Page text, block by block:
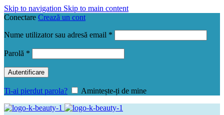
Skip to navigation Skip to main content
Conectare Crează un cont
Nume utilizator sau adresă email *
Parolă *
Autentificare
Ti-ai pierdut parola? Amintește-ți de mine